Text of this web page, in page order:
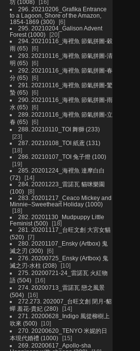
坊 (1008)
16
296. 20210206_Grafika Entrance
to a Lagoon, Shore of the Amazon,
1854-1869 (300)
6
295. 20210204_Galison Advent
Forest (1000)
20
294. 20210116_海裡魚 節氣拼圖-穀
雨 (65)
6
293. 20210116_海裡魚 節氣拼圖-清
明 (65)
6
292. 20210116_海裡魚 節氣拼圖-春
分 (65)
6
291. 20210116_海裡魚 節氣拼圖-驚
蟄 (65)
6
290. 20210116_海裡魚 節氣拼圖-雨
水 (65)
6
289. 20210116_海裡魚 節氣拼圖-立
春 (65)
6
288. 20210110_TOI 舞獅 (233)
23
287. 20210108_TOI 紙鳶 (131)
18
286. 20210107_TOI 兔子燈 (100)
19
285. 20201224_海裡魚 達摩白白
(72)
14
284. 20201223_雷諾瓦 貓咪樂園
(100)
8
283. 20201217_Ceaco Mickey and
Minnie–Sweetheart Holiday (1000)
18
282. 20201130_Mudpuppy Little
Feminist (500)
18
281. 20201117_台旺文創 大宮女貓
(520)
7
280. 20201107_Ensky (Artbox) 鬼
滅之刃 (300)
6
276. 20200725_Ensky (Artbox) 鬼
滅之刃-水柱 (208)
10
275. 20200721-24_雷諾瓦 火紅物
語 (504)
16
274. 20200713_雷諾瓦 戀之風景
(504)
16
272.273. 202007_台旺文創 閉月-貂
蟬 羞花-貴妃 (280)
14
271. 20200628_Indigo 風從柳樹上
吹來 (500)
10
270. 20200620_TENYO 米妮的日
本現代婚禮 (1000)
15
269. 20200617_Apollo-sha